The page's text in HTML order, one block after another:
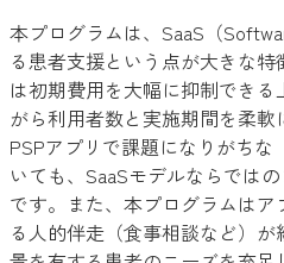
本プログラムは、SaaS（
る患者支援という点が大きな
は初期費用を大幅に抑制でき
がら利用者数と実施期間を柔軟
PSPアプリで課題になりがち
いても、SaaSモデルならでは
です。また、本プログラムは
る人的伴走（食事相談など）